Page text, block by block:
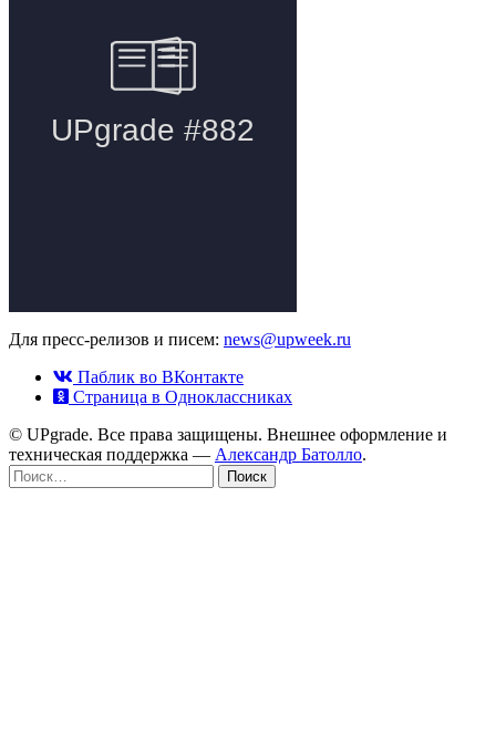
Для пресс-релизов и писем: news@upweek.ru
Паблик во ВКонтакте
Страница в Одноклассниках
© UPgrade. Все права защищены. Внешнее оформление и
техническая поддержка — Александр Батолло.
Найти: